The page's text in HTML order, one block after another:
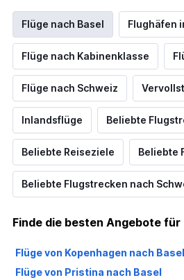
Flüge nach Basel Flughäfen
Flüge nach Kabinenklasse
Flüge nach Schweiz
Inlandsflüge Beliebte
Beliebte Reiseziele Beliebte
Beliebte Flugstrecken nach
Finde die besten Angebote für
Flüge von Kopenhagen nach Basel
Flüge von Pristina nach Basel